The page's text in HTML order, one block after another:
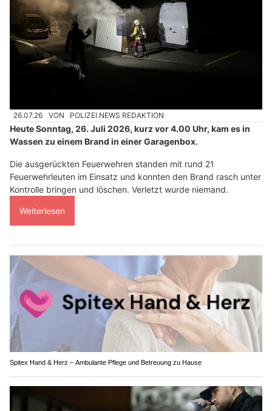
26.07.26 VON POLIZEI.NEWS REDAKTION
Heute Sonntag, 26. Juli 2026, kurz vor 4.00 Uhr, kam es in
Wassen zu einem Brand in einer Garagenbox.
Die ausgerückten Feuerwehren standen mit rund 21
Feuerwehrleuten im Einsatz und konnten den Brand rasch unter
Kontrolle bringen und löschen. Verletzt wurde niemand.
Weiterlesen
Spitex Hand & Herz – Ambulante Pflege und Betreuung zu Hause